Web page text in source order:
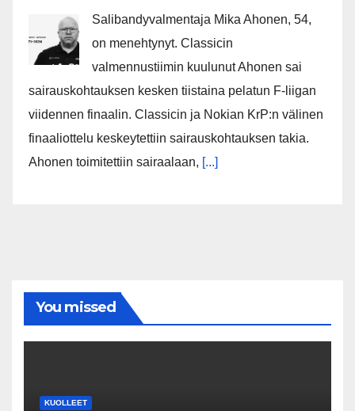
Salibandyvalmentaja Mika Ahonen, 54,
on menehtynyt. Classicin
valmennustiimin kuulunut Ahonen sai
sairauskohtauksen kesken tiistaina pelatun F-liigan
viidennen finaalin. Classicin ja Nokian KrP:n välinen
finaaliottelu keskeytettiin sairauskohtauksen takia.
Ahonen toimitettiin sairaalaan, [...]
You missed
KUOLLEET